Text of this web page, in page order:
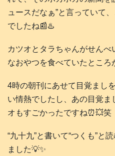
ュースだなぁ”と言っていて
でしたね📰♨️
カツオとタラちゃんがせんべ
なおやつを食べていたところ
4時の朝刊にあせて目覚まし
い情熱でしたし、あの目覚
オもすごかったですね⏰️💥笑
“九十九”と書いて“つくも”と
ました💡✨️